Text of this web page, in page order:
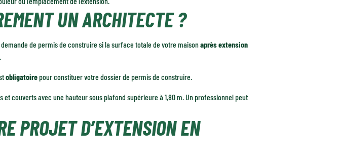
UN ARCHITECTE ?
de permis de construire si la surface totale de votre maisonaprès extension
obligatoire pour constituer votre dossier de permis de construire.
couverts avec une hauteur sous plafond supérieure à 1,80 m. Un professionnel peut
PROJET D’EXTENSION EN